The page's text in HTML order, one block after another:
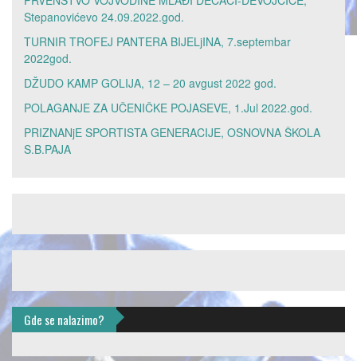
Stepanovićevo 24.09.2022.god.
TURNIR TROFEJ PANTERA BIJELjINA, 7.septembar
2022god.
DŽUDO KAMP GOLIJA, 12 – 20 avgust 2022 god.
POLAGANJE ZA UČENIČKE POJASEVE, 1.Jul 2022.god.
PRIZNANjE SPORTISTA GENERACIJE, OSNOVNA ŠKOLA
S.B.PAJA
Gde se nalazimo?